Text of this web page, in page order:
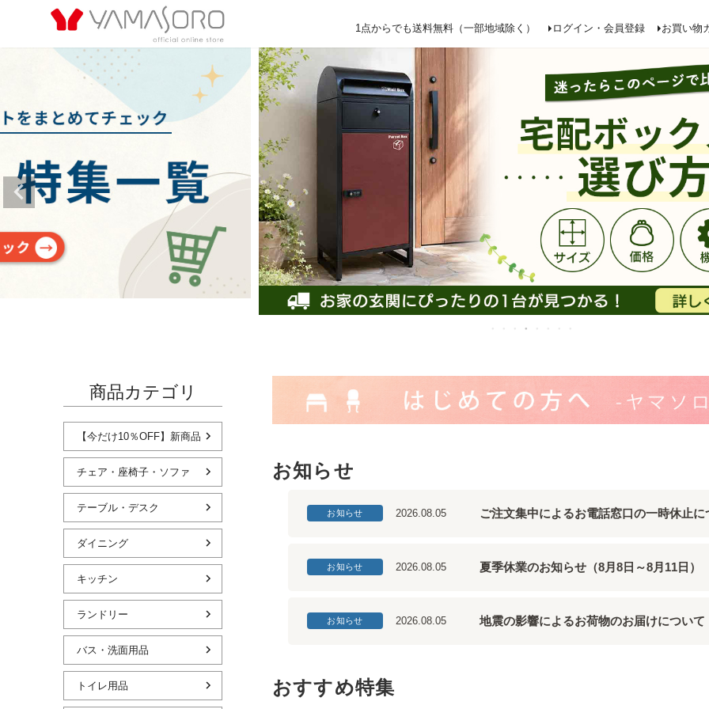
1点からでも送料無料（一部地域除く） ログイン・会員登録 お買い物
検索
商品カテゴリ
【今だけ10％OFF】新商品
チェア・座椅子・ソファ
テーブル・デスク
ダイニング
キッチン
ランドリー
バス・洗面用品
トイレ用品
お知らせ
お知らせ 2026.08.05 ご注文集中によるお電話窓口の一時休止に
お知らせ 2026.08.05 夏季休業のお知らせ（8月8日～8月11日）
お知らせ 2026.08.05 地震の影響によるお荷物のお届けについて
おすすめ特集